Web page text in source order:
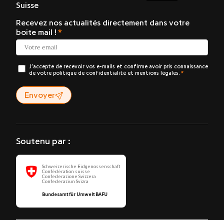
Suisse
Recevez nos actualités directement dans votre
boite mail !
J’accepte de recevoir vos e-mails et confirme avoir pris connaissance
de votre politique de confidentialité et mentions légales.
Envoyer
Soutenu par :
Schweizerische Eidgenossenschaft
Confédération suisse
Confederazione Svizzera
Confederaziun Svizra
Bundesamt für Umwelt BAFU